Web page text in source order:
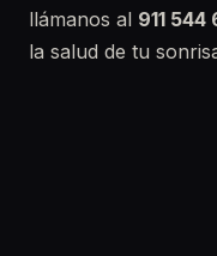
llámanos al 911 544
la salud de tu